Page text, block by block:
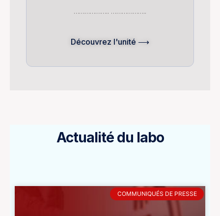
……………….. ………………..
Découvrez l'unité ⟶
Actualité du labo
COMMUNIQUÉS DE PRESSE